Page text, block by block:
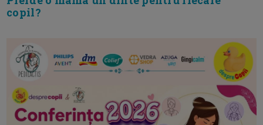
copil?